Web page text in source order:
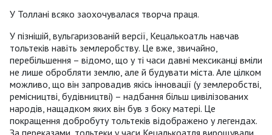
У Толлані всяко заохочувалася творча праця.
У пізнішій, вульгаризованій версії, Кецалькоатль навчав
тольтеків навіть землеробству. Це вже, звичайно,
перебільшення – відомо, що у ті часи давні мексиканці вміли
не лише обробляти землю, але й будувати міста. Але цілком
можливо, що він запровадив якісь інновації (у землеробстві,
ремісництві, будівництві) – надбання більш цивілізованих
народів, нащадком яких він був з боку матері. Це
покращення добробуту тольтеків відображено у легендах.